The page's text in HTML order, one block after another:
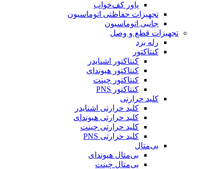
پاور کف‌خواب
تجهیزات حفاظتی اتوماسیون
جانبی اتوماسیون
تجهیزات قطع و وصل
رله برد
کنتاکتور
کنتاکتور اشنایدر
کنتاکتور هیوندای
کنتاکتور چینت
کنتاکتور PNS
کلید حرارتی
کلید حرارتی اشنایدر
کلید حرارتی هیوندای
کلید حرارتی چینت
کلید حرارتی PNS
بی‌متال
بی‌متال هیوندای
بی‌متال چینت